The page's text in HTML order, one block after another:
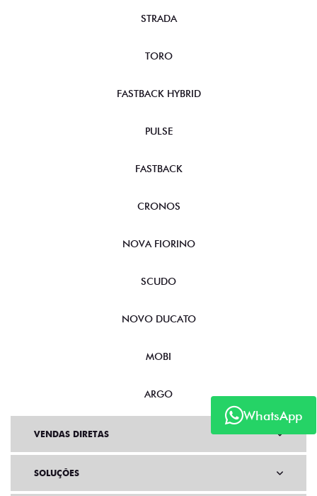
WhatsApp
STRADA
TORO
FASTBACK HYBRID
PULSE
FASTBACK
CRONOS
NOVA FIORINO
SCUDO
NOVO DUCATO
MOBI
ARGO
VENDAS DIRETAS
SOLUÇÕES